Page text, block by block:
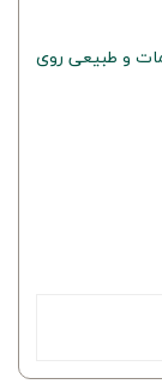
و طبیعی روی